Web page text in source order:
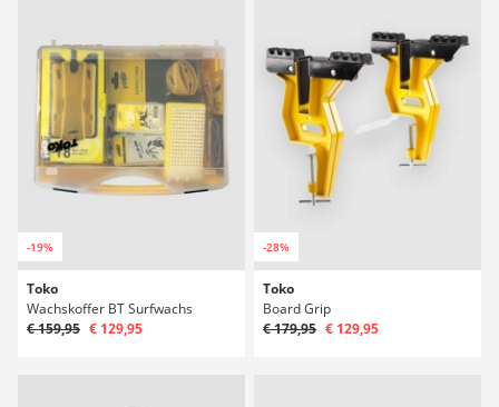
-19%
Toko
Wachskoffer BT Surfwachs
€ 159,95 € 129,95
-28%
Toko
Board Grip
€ 179,95 € 129,95